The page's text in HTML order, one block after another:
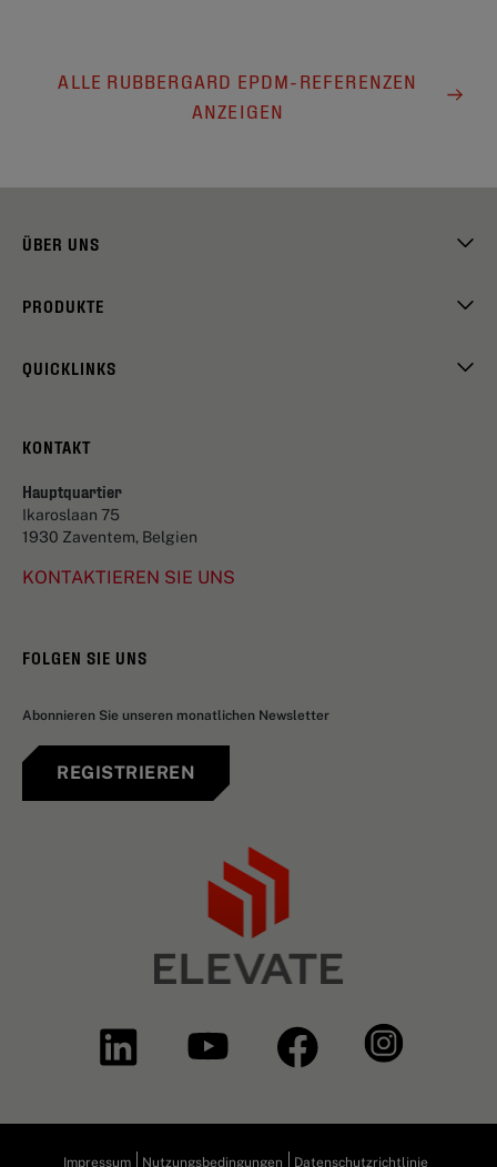
ALLE RUBBERGARD EPDM-REFERENZEN
ANZEIGEN
ÜBER UNS
PRODUKTE
QUICKLINKS
KONTAKT
Hauptquartier
Ikaroslaan 75
1930 Zaventem, Belgien
KONTAKTIEREN SIE UNS
FOLGEN SIE UNS
Abonnieren Sie unseren monatlichen Newsletter
REGISTRIEREN
Impressum Nutzungsbedingungen Datenschutzrichtlinie